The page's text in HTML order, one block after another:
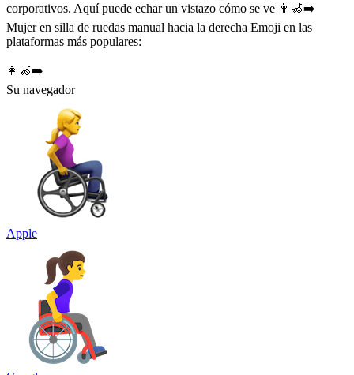
corporativos. Aquí puede echar un vistazo cómo se ve 👩‍🦽‍➡️
Mujer en silla de ruedas manual hacia la derecha Emoji en las
plataformas más populares:
👩‍🦽‍➡️
Su navegador
Apple